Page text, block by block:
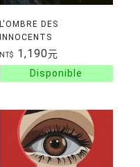
L'OMBRE DES
INNOCENTS
NT$ 1,190元